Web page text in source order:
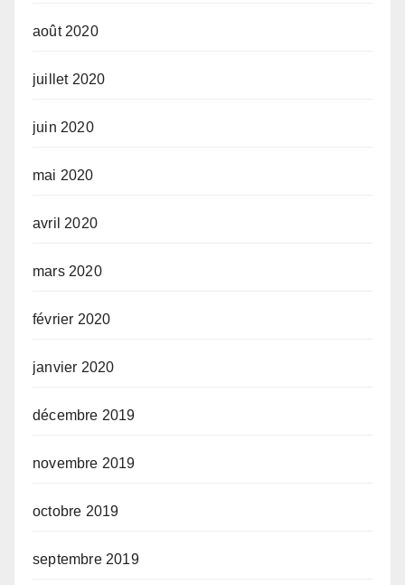
août 2020
juillet 2020
juin 2020
mai 2020
avril 2020
mars 2020
février 2020
janvier 2020
décembre 2019
novembre 2019
octobre 2019
septembre 2019